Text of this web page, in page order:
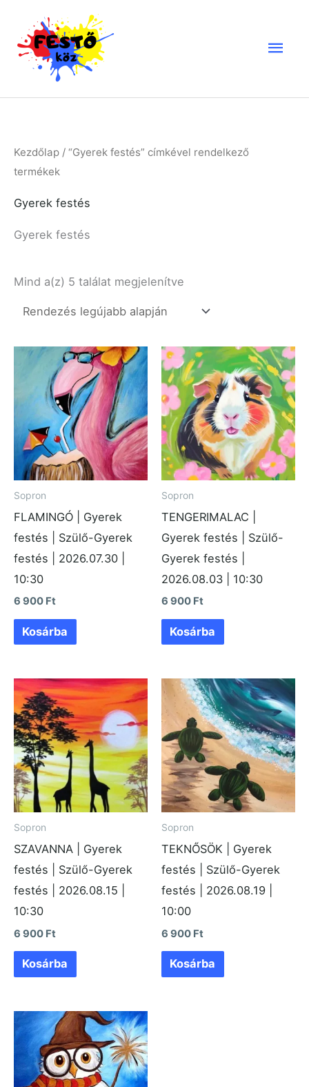
content
Kezdőlap / “Gyerek festés” címkével rendelkező
termékek
Gyerek festés
Gyerek festés
Mind a(z) 5 találat megjelenítve
Sorted
by
Sopron
FLAMINGÓ | Gyerek
festés | Szülő-Gyerek
festés | 2026.07.30 |
10:30
6 900 Ft
Kosárba
Sopron
TENGERIMALAC |
Gyerek festés | Szülő-
Gyerek festés |
2026.08.03 | 10:30
6 900 Ft
Kosárba
Sopron
SZAVANNA | Gyerek
festés | Szülő-Gyerek
festés | 2026.08.15 |
10:30
6 900 Ft
Kosárba
Sopron
TEKNŐSÖK | Gyerek
festés | Szülő-Gyerek
festés | 2026.08.19 |
10:00
6 900 Ft
Kosárba